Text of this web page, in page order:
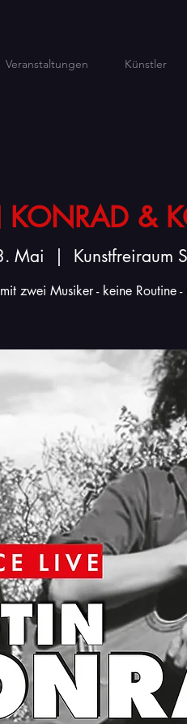
Veranstaltungen Künstler
&
Mai Kunstfreiraum
zwei Musiker - keine Routine